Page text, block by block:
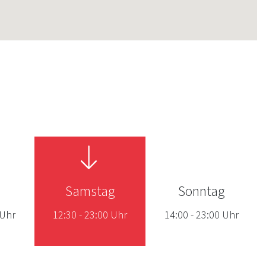
Uhr
Samstag
12:30 -23:00 Uhr
Sonntag
14:00 -23:00 Uhr